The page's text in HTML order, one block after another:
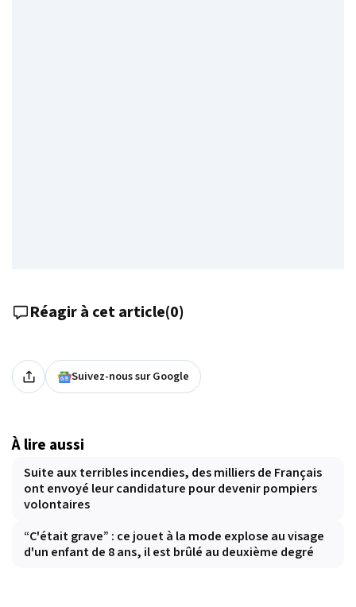
Réagir à cet article(0)
Suivez-nous sur Google
À lire aussi
Suite aux terribles incendies, des milliers de Français
ont envoyé leur candidature pour devenir pompiers
volontaires
“C'était grave” : ce jouet à la mode explose au visage
d'un enfant de 8 ans, il est brûlé au deuxième degré